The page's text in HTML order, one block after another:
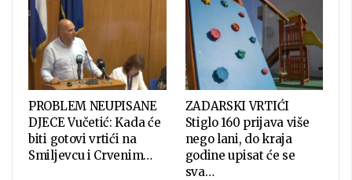
PROBLEM NEUPISANE
DJECE Vučetić: Kada će
biti gotovi vrtići na
Smiljevcu i Crvenim…
ZADARSKI VRTIĆI
Stiglo 160 prijava više
nego lani, do kraja
godine upisat će se
sva…